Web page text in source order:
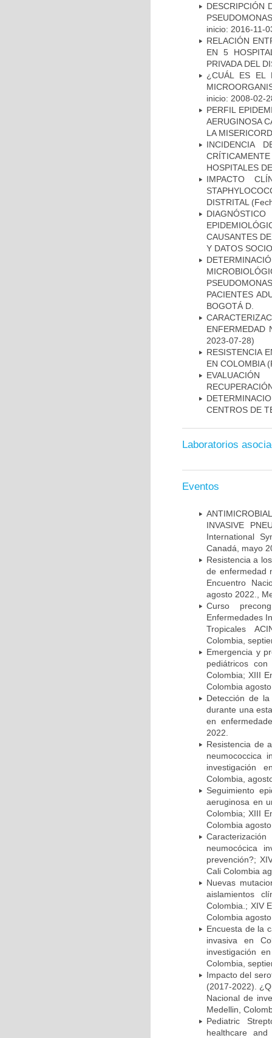
DESCRIPCIÓN
inicio: 2016-11-
RELACIÓN
EN 5
PRIVADA DEL
¿CUÁL ES EL
inicio: 2008-02-
PERFIL
AERUGINOSA
LA
INCIDENCIA
HOSPITALES
IMPACTO
DISTRITAL
CAUSANTES
Y DATOS
PACIENTES
BOGOTÁ D.
ENFERMEDAD
2023-07-28)
RESISTENCIA
EN COLOMBIA
CENTROS DE
Laboratorios
Eventos
INVASIVE
International
Canadá, mayo
Resistencia a
de enfermedad
Encuentro
agosto 2022.,
Curso
Enfermedades
Tropicales
Colombia,
Emergencia y
pediátricos
Colombia; XIII
Colombia
Detección de
durante una
en
2022.
Resistencia de
neumococcica
investigación
Colombia,
Seguimiento
aeruginosa en
Colombia; XIII
Colombia
neumocócica
prevención?;
Cali Colombia
Nuevas
aislamientos
Colombia.; XIV
Colombia
Encuesta de la
invasiva en
investigación
Colombia,
Impacto del
(2017-2022).
Nacional de
Medellin,
Pediatric
healthcare and